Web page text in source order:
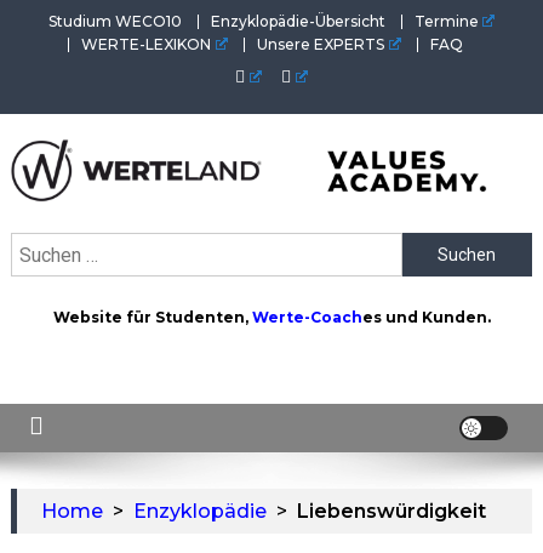
Studium WECO10 Enzyklopädie-Übersicht
Termine
WERTE-LEXIKON
Unsere EXPERTS FAQ
Akademie. Wertvolles für Werte-Coaches.
Suchen
nach:
Website für Studenten, Werte-Coaches und Kunden.
Home > Enzyklopädie > Liebenswürdigkeit